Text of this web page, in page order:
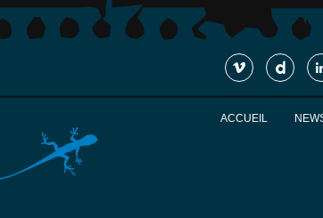
ACCUEIL